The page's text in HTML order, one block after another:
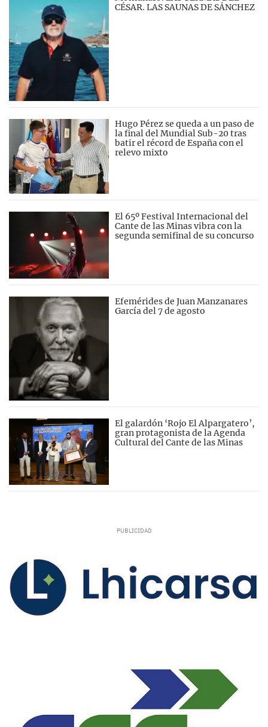
CÉSAR. LAS SAUNAS DE SÁNCHEZ
Hugo Pérez se queda a un paso de
la final del Mundial Sub-20 tras
batir el récord de España con el
relevo mixto
El 65º Festival Internacional del
Cante de las Minas vibra con la
segunda semifinal de su concurso
Efemérides de Juan Manzanares
García del 7 de agosto
El galardón ‘Rojo El Alpargatero’,
gran protagonista de la Agenda
Cultural del Cante de las Minas